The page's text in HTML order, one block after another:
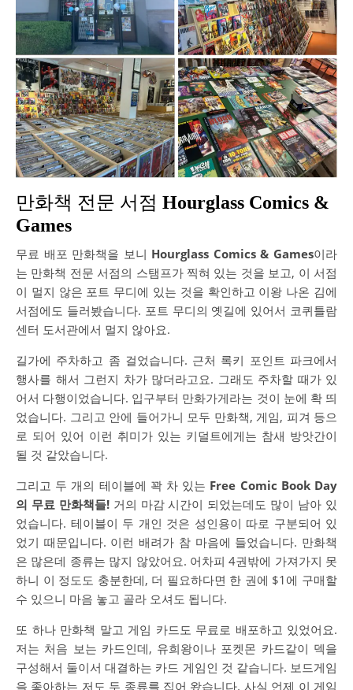
만화책 전문 서점 Hourglass Comics &
Games
무료 배포 만화책을 보니 Hourglass Comics & Games이라
는 만화책 전문 서점의 스탬프가 찍혀 있는 것을 보고, 이 서점
이 멀지 않은 포트 무디에 있는 것을 확인하고 이왕 나온 김에
서점에도 들러봤습니다. 포트 무디의 옛길에 있어서 코퀴틀람
센터 도서관에서 멀지 않아요.
길가에 주차하고 좀 걸었습니다. 근처 록키 포인트 파크에서
행사를 해서 그런지 차가 많더라고요. 그래도 주차할 때가 있
어서 다행이었습니다. 입구부터 만화가게라는 것이 눈에 확 띄
었습니다. 그리고 안에 들어가니 모두 만화책, 게임, 피겨 등으
로 되어 있어 이런 취미가 있는 키덜트에게는 참새 방앗간이
될 것 같았습니다.
그리고 두 개의 테이블에 꽉 차 있는 Free Comic Book Day
의 무료 만화책들! 거의 마감 시간이 되었는데도 많이 남아 있
었습니다. 테이블이 두 개인 것은 성인용이 따로 구분되어 있
었기 때문입니다. 이런 배려가 참 마음에 들었습니다. 만화책
은 많은데 종류는 많지 않았어요. 어차피 4권밖에 가져가지 못
하니 이 정도도 충분한데, 더 필요하다면 한 권에 $1에 구매할
수 있으니 마음 놓고 골라 오셔도 됩니다.
또 하나 만화책 말고 게임 카드도 무료로 배포하고 있었어요.
저는 처음 보는 카드인데, 유희왕이나 포켓몬 카드같이 덱을
구성해서 둘이서 대결하는 카드 게임인 것 같습니다. 보드게임
을 좋아하는 저도 두 종류를 집어 왔습니다. 사실 언제 이 게임